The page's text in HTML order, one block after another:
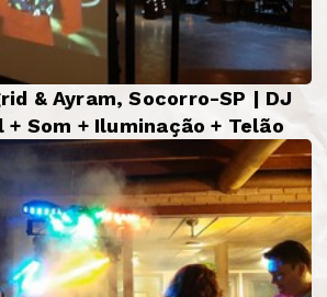
& Ayram, Socorro-SP | DJ
Som + Iluminação + Telão